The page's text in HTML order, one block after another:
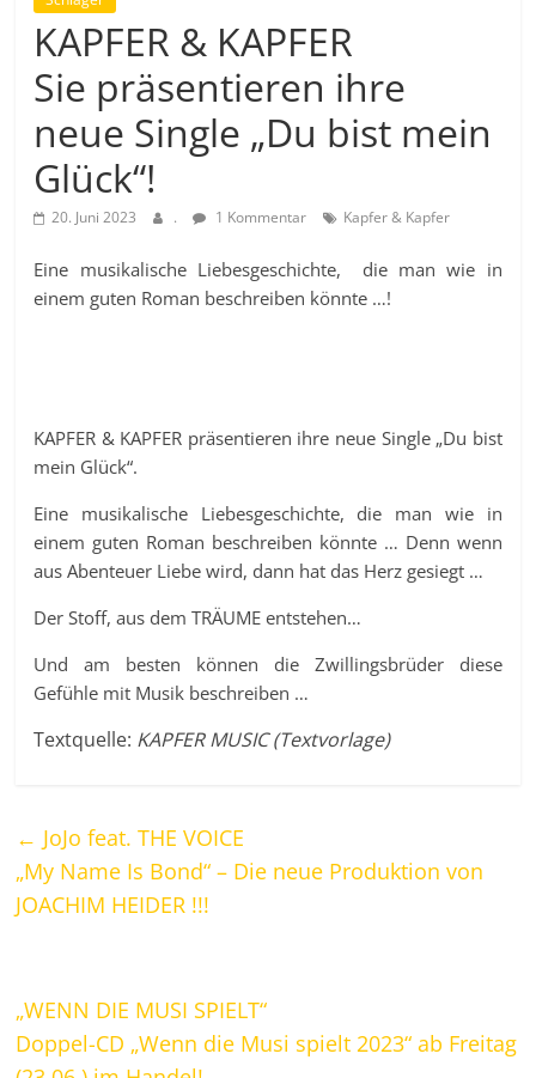
KAPFER & KAPFER
Sie präsentieren ihre
neue Single „Du bist mein
Glück“!
20. Juni 2023 . 1 Kommentar Kapfer & Kapfer
Eine musikalische Liebesgeschichte, die man wie in
einem guten Roman beschreiben könnte …!
KAPFER & KAPFER präsentieren ihre neue Single „Du bist
mein Glück“.
Eine musikalische Liebesgeschichte, die man wie in
einem guten Roman beschreiben könnte … Denn wenn
aus Abenteuer Liebe wird, dann hat das Herz gesiegt …
Der Stoff, aus dem TRÄUME entstehen…
Und am besten können die Zwillingsbrüder diese
Gefühle mit Musik beschreiben …
Textquelle: KAPFER MUSIC (Textvorlage)
← JoJo feat. THE VOICE
„My Name Is Bond“ – Die neue Produktion von
JOACHIM HEIDER !!!
„WENN DIE MUSI SPIELT“
Doppel-CD „Wenn die Musi spielt 2023“ ab Freitag